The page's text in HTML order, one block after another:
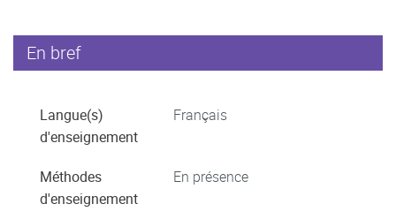
En bref
Langue(s)
d'enseignement
Français
Méthodes
d'enseignement
En présence